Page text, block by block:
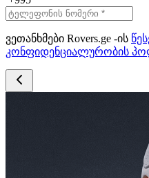
ვეთანხმები Rovers.ge -ის
კონფიდენციალურობის